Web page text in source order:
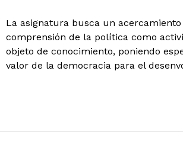
La asignatura busca un
comprensión de la política como
objeto de conocimiento, poniendo
valor de la democracia para el